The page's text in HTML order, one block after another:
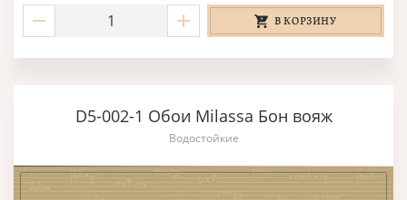
В КОРЗИНУ
D5-002-1 Обои Milassa Бон вояж
Водостойкие